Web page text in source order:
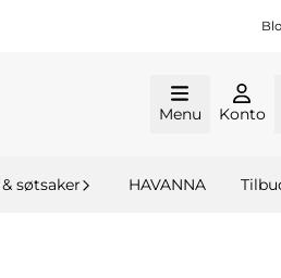
Menu Konto
søtsaker HAVANNA